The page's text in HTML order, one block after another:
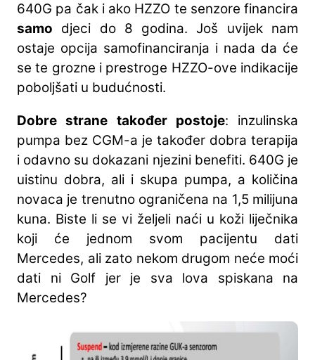
640G pa čak i ako HZZO te senzore financira
samo djeci do 8 godina. Još uvijek nam
ostaje opcija samofinanciranja i nada da će
se te grozne i prestroge HZZO-ove indikacije
poboljšati u budućnosti.
Dobre strane također postoje: inzulinska
pumpa bez CGM-a je također dobra terapija
i odavno su dokazani njezini benefiti. 640G je
uistinu dobra, ali i skupa pumpa, a količina
novaca je trenutno ograničena na 1,5 milijuna
kuna. Biste li se vi željeli naći u koži liječnika
koji će jednom svom pacijentu dati
Mercedes, ali zato nekom drugom neće moći
dati ni Golf jer je sva lova spiskana na
Mercedes?